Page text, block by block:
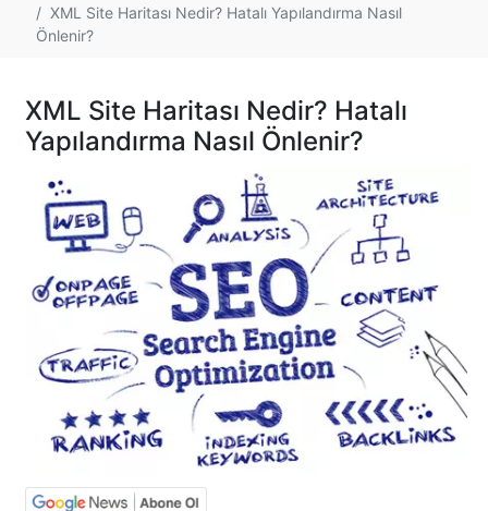
XML Site Haritası Nedir? Hatalı Yapılandırma Nasıl
Önlenir?
XML Site Haritası Nedir? Hatalı
Yapılandırma Nasıl Önlenir?